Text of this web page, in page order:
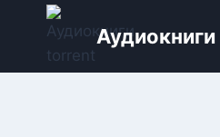
Перейти
содержимому